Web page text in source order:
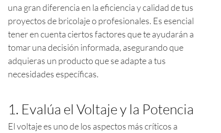
una gran diferencia en la eficiencia y calidad de tus
proyectos de bricolaje o profesionales. Es esencial
tener en cuenta ciertos factores que te ayudarán a
tomar una decisión informada, asegurando que
adquieras un producto que se adapte a tus
necesidades específicas.
1. Evalúa el Voltaje y la Potencia
El voltaje es uno de los aspectos más críticos a